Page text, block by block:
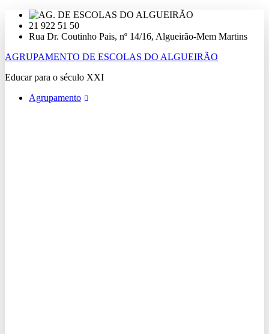
para
21 922 51 50
Rua Dr. Coutinho Pais, nº 14/16, Algueirão-Mem Martins
AGRUPAMENTO DE ESCOLAS DO ALGUEIRÃO
Educar para o século XXI
Agrupamento